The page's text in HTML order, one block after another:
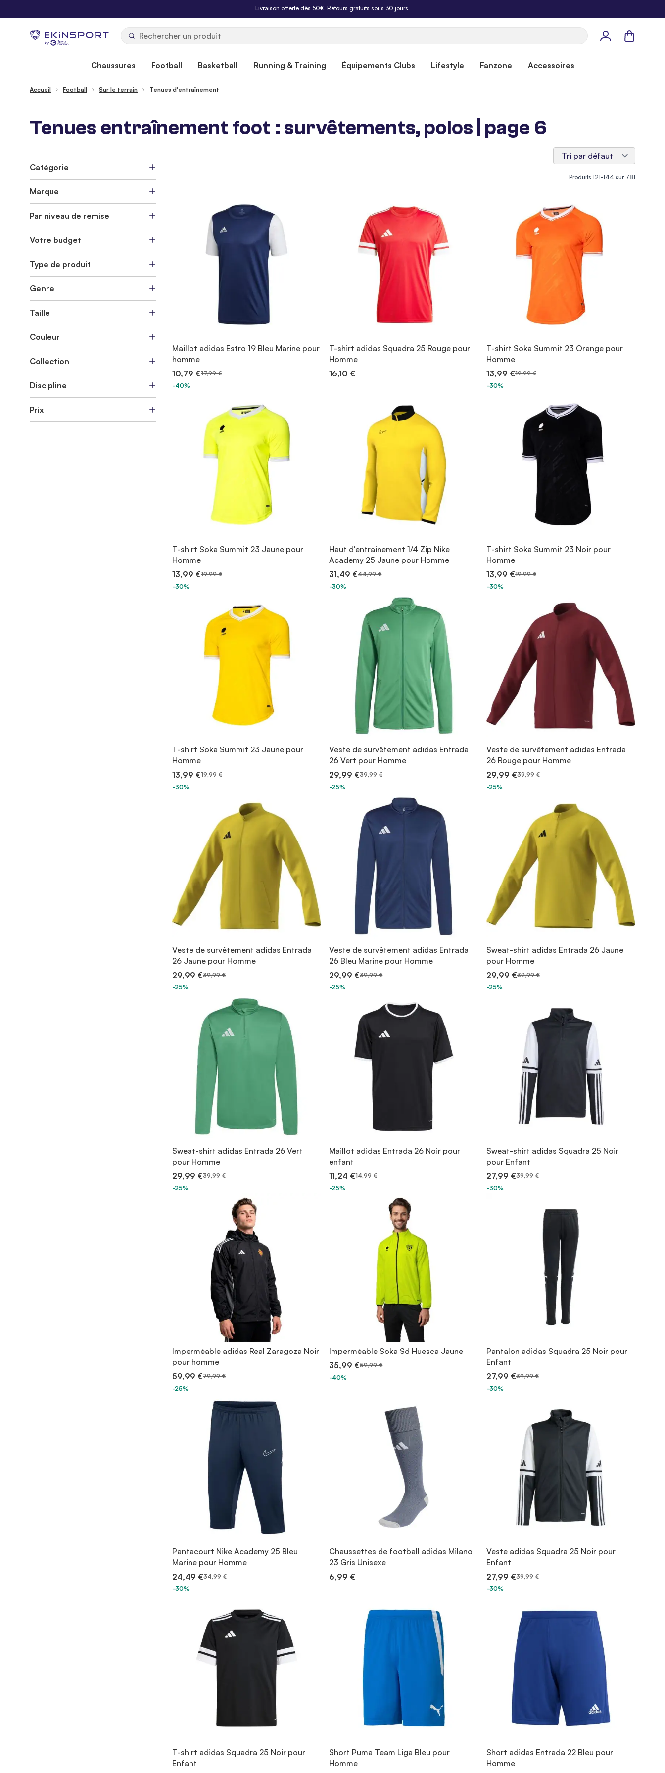
Livraison offerte dès 50€. Retours gratuits sous 30 jours.
by
Panier
Chaussures Football Basketball Running & Training Équipements Clubs Lifestyle Fanzone Accessoires
Accueil Football Sur le terrain Tenues d'entraînement
Tenues entraînement foot : survêtements, polos | page 6
Produits 121-144 sur 781
Maillot adidas Estro 19 Bleu Marine pour
homme
10,79 €17,99 €
-40%
T-shirt adidas Squadra 25 Rouge pour
Homme
16,10 €
T-shirt Soka Summit 23 Orange pour
Homme
13,99 €19,99 €
-30%
T-shirt Soka Summit 23 Jaune pour
Homme
13,99 €19,99 €
-30%
Haut d'entrainement 1/4 Zip Nike
Academy 25 Jaune pour Homme
31,49 €44,99 €
-30%
T-shirt Soka Summit 23 Noir pour
Homme
13,99 €19,99 €
-30%
T-shirt Soka Summit 23 Jaune pour
Homme
13,99 €19,99 €
-30%
Veste de survêtement adidas Entrada
26 Vert pour Homme
29,99 €39,99 €
-25%
Veste de survêtement adidas Entrada
26 Rouge pour Homme
29,99 €39,99 €
-25%
Veste de survêtement adidas Entrada
26 Jaune pour Homme
29,99 €39,99 €
-25%
Veste de survêtement adidas Entrada
26 Bleu Marine pour Homme
29,99 €39,99 €
-25%
Sweat-shirt adidas Entrada 26 Jaune
pour Homme
29,99 €39,99 €
-25%
Sweat-shirt adidas Entrada 26 Vert
pour Homme
29,99 €39,99 €
-25%
Maillot adidas Entrada 26 Noir pour
enfant
11,24 €14,99 €
-25%
Sweat-shirt adidas Squadra 25 Noir
pour Enfant
27,99 €39,99 €
-30%
Imperméable adidas Real Zaragoza Noir
pour homme
59,99 €79,99 €
-25%
Imperméable Soka Sd Huesca Jaune
35,99 €59,99 €
-40%
Pantalon adidas Squadra 25 Noir pour
Enfant
27,99 €39,99 €
-30%
Pantacourt Nike Academy 25 Bleu
Marine pour Homme
24,49 €34,99 €
-30%
Chaussettes de football adidas Milano
23 Gris Unisexe
6,99 €
Veste adidas Squadra 25 Noir pour
Enfant
27,99 €39,99 €
-30%
T-shirt adidas Squadra 25 Noir pour
Enfant
Short Puma Team Liga Bleu pour
Homme
Short adidas Entrada 22 Bleu pour
Homme
Catégorie
Marque
Par niveau de remise
Votre budget
Type de produit
Genre
Taille
Couleur
Collection
Discipline
Prix